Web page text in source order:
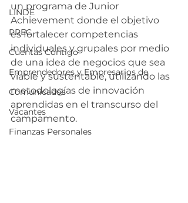
LINDE
PREC
Cuentas Contigo
Emprendedores y Empresarios de
Comunicados
Vacantes
Finanzas Personales
un programa de Junior
Achievement donde el objetivo
es fortalecer competencias
individuales y grupales por medio
de una idea de negocios que sea
viable y sustentable, utilizando las
metodologías de innovación
aprendidas en el transcurso del
campamento.